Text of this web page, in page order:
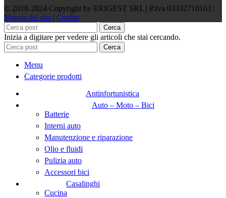
© 2018-2024 Copyright by ERIGEST SRL | P.Iva 03332710163 |
Mappa del sito | Credits
Cerca
Inizia a digitare per vedere gli articoli che stai cercando.
Cerca
Menu
Categorie prodotti
Antinfortunistica
Auto – Moto – Bici
Batterie
Interni auto
Manutenzione e riparazione
Olio e fluidi
Pulizia auto
Accessori bici
Casalinghi
Cucina